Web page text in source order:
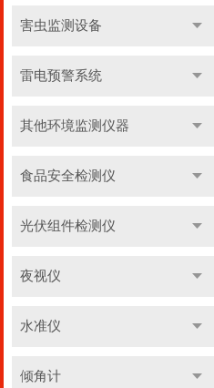
害虫监测设备
雷电预警系统
其他环境监测仪器
食品安全检测仪
光伏组件检测仪
夜视仪
水准仪
倾角计